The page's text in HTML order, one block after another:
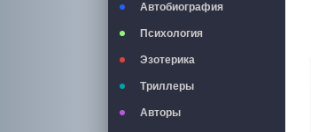
Автобиография
Психология
Эзотерика
Триллеры
Авторы